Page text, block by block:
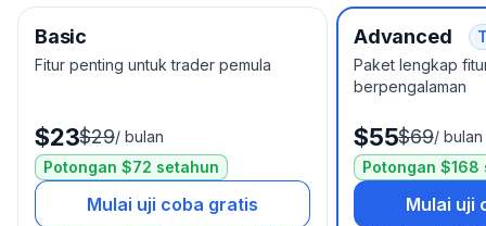
Basic
Fitur penting untuk trader pemula
$23$29/ bulan
Potongan $72 setahun
Mulai uji coba gratis
Advanced
Paket lengkap
berpengalaman
$55$69/ bulan
Potongan $168
Mulai uji